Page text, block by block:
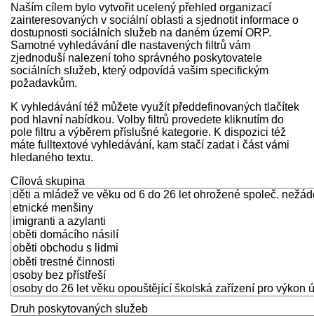
Naším cílem bylo vytvořit ucelený přehled organizací
zainteresovaných v sociální oblasti a sjednotit informace o
dostupnosti sociálních služeb na daném území ORP.
Samotné vyhledávání dle nastavených filtrů vám
zjednoduší nalezení toho správného poskytovatele
sociálních služeb, který odpovídá vašim specifickým
požadavkům.
K vyhledávání též můžete využít předdefinovaných tlačítek
pod hlavní nabídkou. Volby filtrů provedete kliknutím do
pole filtru a výběrem příslušné kategorie. K dispozici též
máte fulltextové vyhledávání, kam stačí zadat i část vámi
hledaného textu.
Cílová skupina
Druh poskytovaných služeb